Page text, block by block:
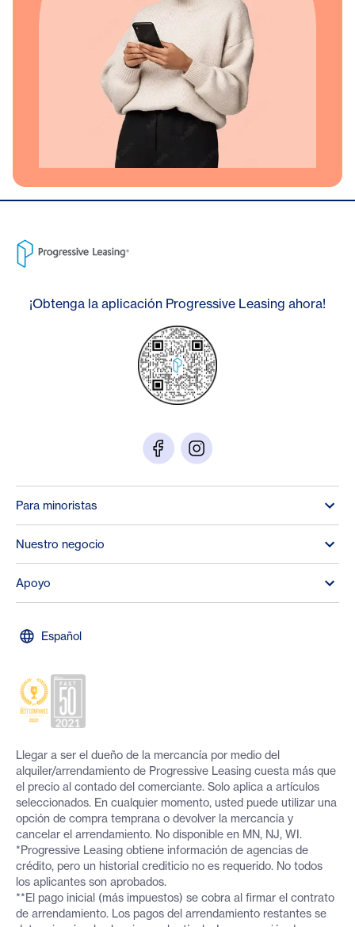
¡Obtenga la aplicación Progressive Leasing ahora!
Para minoristas
Nuestro negocio
Apoyo
Español
Llegar a ser el dueño de la mercancía por medio del
alquiler/arrendamiento de Progressive Leasing cuesta más que
el precio al contado del comerciante. Solo aplica a artículos
seleccionados. En cualquier momento, usted puede utilizar una
opción de compra temprana o devolver la mercancía y
cancelar el arrendamiento. No disponible en MN, NJ, WI.
*Progressive Leasing obtiene información de agencias de
crédito, pero un historial crediticio no es requerido. No todos
los aplicantes son aprobados.
**El pago inicial (más impuestos) se cobra al firmar el contrato
de arrendamiento. Los pagos del arrendamiento restantes se